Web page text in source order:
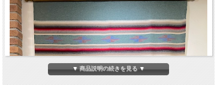
▼ 商品説明の続きを見る ▼